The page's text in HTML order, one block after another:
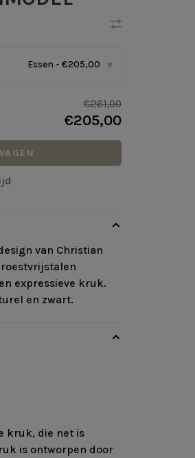
Essen - €205,00 ▾
€261,00
€205,00
van Christian
expressieve kruk.
en zwart.
kruk, die net is
is ontworpen door